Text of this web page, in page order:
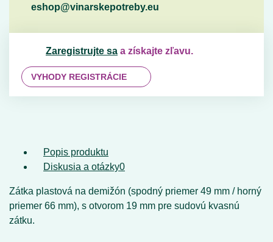
eshop@vinarskepotreby.eu
Zaregistrujte sa a získajte zľavu.
VYHODY REGISTRÁCIE
Popis produktu
Diskusia a otázky0
Zátka plastová na demižón (spodný priemer 49 mm / horný
priemer 66 mm), s otvorom 19 mm pre sudovú kvasnú
zátku.